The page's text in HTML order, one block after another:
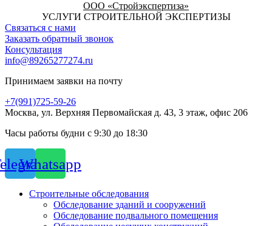
ООО «Стройэкспертиза»
УСЛУГИ СТРОИТЕЛЬНОЙ ЭКСПЕРТИЗЫ
Связаться с нами
Заказать обратный звонок
Консультация
info@89265277274.ru
Принимаем заявки на почту
+7(991)725-59-26
Москва, ул. Верхняя Первомайская д. 43, 3 этаж, офис 206
Часы работы будни с 9:30 до 18:30
Whatsapp
Строительные обследования
Обследование зданий и сооружений
Обследование подвального помещения